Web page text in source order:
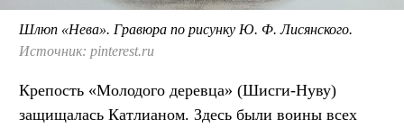
Шлюп «Нева». Гравюра по рисунку Ю. Ф. Лисянского.
Источник: pinterest.ru
Крепость «Молодого деревца» (Шисги-Нуву)
защищалась Катлианом. Здесь были воины всех